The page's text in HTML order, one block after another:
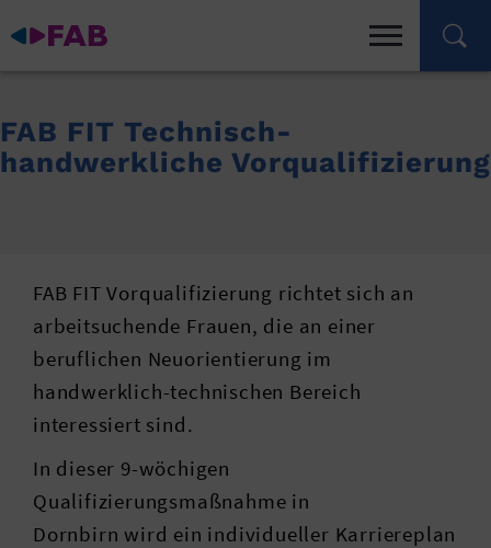
FAB FIT Technisch-
handwerkliche Vorqualifizierung
FAB FIT Vorqualifizierung richtet sich an
arbeitsuchende Frauen, die an einer
beruflichen Neuorientierung im
handwerklich-technischen Bereich
interessiert sind.
In dieser 9-wöchigen
Qualifizierungsmaßnahme in
Dornbirn wird ein individueller Karriereplan